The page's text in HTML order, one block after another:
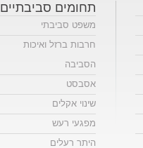
תחומים סביבתיים
משפט סביבתי
חרבות ברזל ואיכות
הסביבה
אסבסט
שינוי אקלים
מפגעי רעש
היתר רעלים